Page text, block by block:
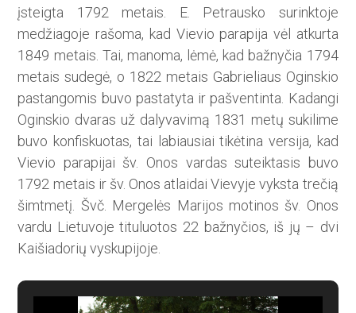
įsteigta 1792 metais. E. Petrausko surinktoje
medžiagoje rašoma, kad Vievio parapija vėl atkurta
1849 metais. Tai, manoma, lėmė, kad bažnyčia 1794
metais sudegė, o 1822 metais Gabrieliaus Oginskio
pastangomis buvo pastatyta ir pašventinta. Kadangi
Ogins­kio dvaras už dalyvavimą 1831 metų sukilime
buvo konfiskuotas, tai labiausiai tikėtina versija, kad
Vievio parapijai šv. Onos vardas suteiktasis buvo
1792 metais ir šv. Onos atlaidai Vievyje vyksta trečią
šimtmetį. Švč. Mergelės Marijos motinos šv. Onos
vardu Lietuvoje tituluotos 22 bažnyčios, iš jų – dvi
Kaišiadorių vyskupijoje.